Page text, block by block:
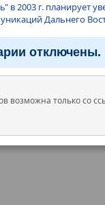
в 2003 г. планирует
Дальнего
отключены.
возможна только со